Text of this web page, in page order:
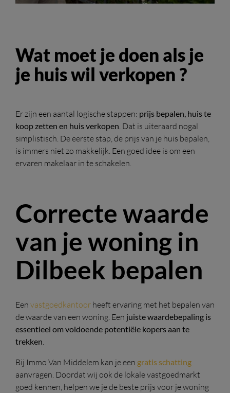
Wat moet je doen als je
je huis wil verkopen ?
Er zijn een aantal logische stappen: prijs bepalen, huis te
koop zetten en huis verkopen. Dat is uiteraard nogal
simplistisch. De eerste stap, de prijs van je huis bepalen,
is immers niet zo makkelijk. Een goed idee is om een
ervaren makelaar in te schakelen.
Correcte waarde
van je woning in
Dilbeek bepalen
Een vastgoedkantoor heeft ervaring met het bepalen van
de waarde van een woning. Een juiste waardebepaling is
essentieel om voldoende potentiële kopers aan te
trekken.
Bij Immo Van Middelem kan je een gratis schatting
aanvragen. Doordat wij ook de lokale vastgoedmarkt
goed kennen, helpen we je de beste prijs voor je woning